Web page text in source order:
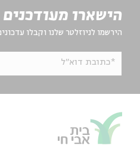
הישארו מעודכנים
הירשמו לניוזלטר שלנו וקבלו
*כתובת דוא"ל